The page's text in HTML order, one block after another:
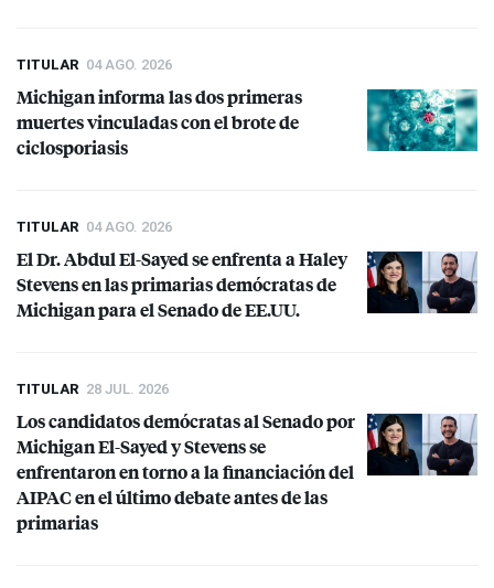
TITULAR 04 AGO. 2026
Michigan informa las dos primeras
muertes vinculadas con el brote de
ciclosporiasis
TITULAR 04 AGO. 2026
El Dr. Abdul El-Sayed se enfrenta a Haley
Stevens en las primarias demócratas de
Michigan para el Senado de EE.UU.
TITULAR 28 JUL. 2026
Los candidatos demócratas al Senado por
Michigan El-Sayed y Stevens se
enfrentaron en torno a la financiación del
AIPACen el último debate antes de las
primarias